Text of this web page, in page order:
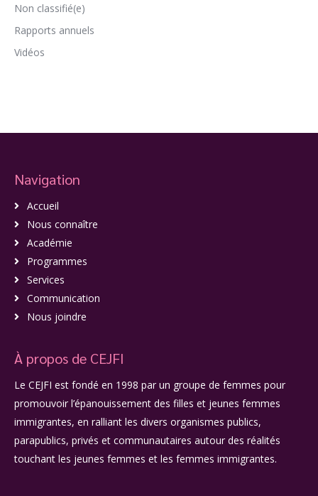
Non classifié(e)
Rapports annuels
Vidéos
Navigation
Accueil
Nous connaître
Académie
Programmes
Services
Communication
Nous joindre
À propos de CEJFI
Le CEJFI est fondé en 1998 par un groupe de femmes pour
promouvoir l’épanouissement des filles et jeunes femmes
immigrantes, en ralliant les divers organismes publics,
parapublics, privés et communautaires autour des réalités
touchant les jeunes femmes et les femmes immigrantes.